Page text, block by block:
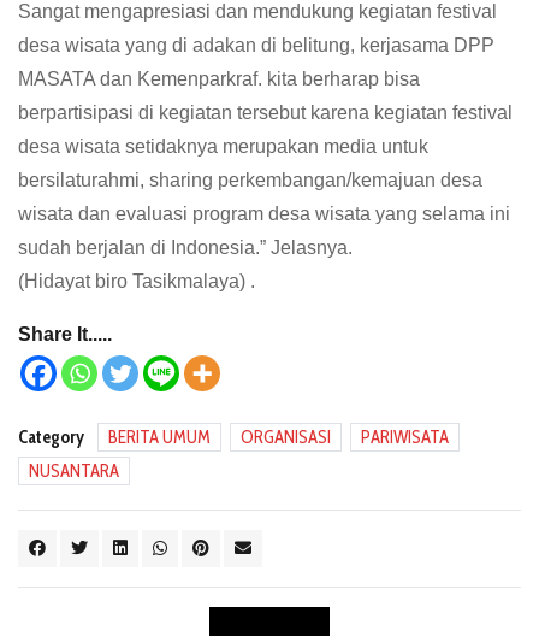
Sangat mengapresiasi dan mendukung kegiatan festival
desa wisata yang di adakan di belitung, kerjasama DPP
MASATA dan Kemenparkraf. kita berharap bisa
berpartisipasi di kegiatan tersebut karena kegiatan festival
desa wisata setidaknya merupakan media untuk
bersilaturahmi, sharing perkembangan/kemajuan desa
wisata dan evaluasi program desa wisata yang selama ini
sudah berjalan di Indonesia.” Jelasnya.
(Hidayat biro Tasikmalaya) .
Share It.....
Category BERITA UMUM ORGANISASI
PARIWISATA
NUSANTARA